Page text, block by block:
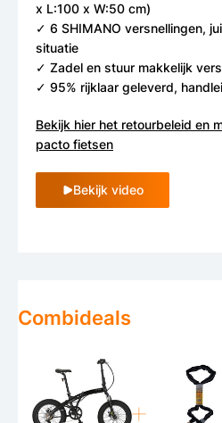
Combideals
x L:100 x W:50 cm)
✓ 6 SHIMANO versnellingen,
situatie
✓ Zadel en stuur makkelijk
✓ 95% rijklaar geleverd,
Bekijk hier het retourbeleid en
pacto fietsen
Bekijk video